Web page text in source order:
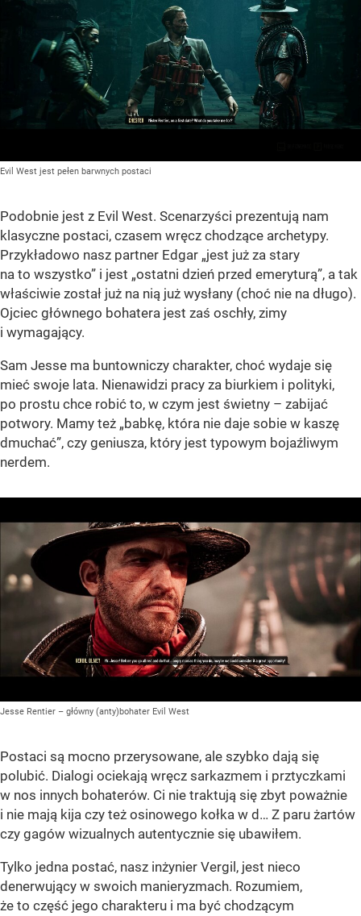
Evil West jest pełen barwnych postaci
Podobnie jest z Evil West. Scenarzyści prezentują nam
klasyczne postaci, czasem wręcz chodzące archetypy.
Przykładowo nasz partner Edgar „jest już za stary
na to wszystko” i jest „ostatni dzień przed emeryturą”, a tak
właściwie został już na nią już wysłany (choć nie na długo).
Ojciec głównego bohatera jest zaś oschły, zimy
i wymagający.
Sam Jesse ma buntowniczy charakter, choć wydaje się
mieć swoje lata. Nienawidzi pracy za biurkiem i polityki,
po prostu chce robić to, w czym jest świetny – zabijać
potwory. Mamy też „babkę, która nie daje sobie w kaszę
dmuchać”, czy geniusza, który jest typowym bojaźliwym
nerdem.
Jesse Rentier – główny (anty)bohater Evil West
Postaci są mocno przerysowane, ale szybko dają się
polubić. Dialogi ociekają wręcz sarkazmem i prztyczkami
w nos innych bohaterów. Ci nie traktują się zbyt poważnie
i nie mają kija czy też osinowego kołka w d… Z paru żartów
czy gagów wizualnych autentycznie się ubawiłem.
Tylko jedna postać, nasz inżynier Vergil, jest nieco
denerwujący w swoich manieryzmach. Rozumiem,
że to część jego charakteru i ma być chodzącym